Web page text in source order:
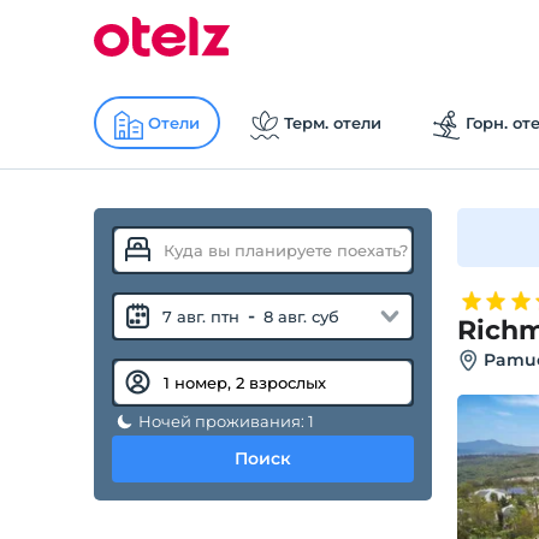
Отели Терм. отели Горн.
7 авг. птн - 8 авг. суб
Ночей проживания: 1
Поиск